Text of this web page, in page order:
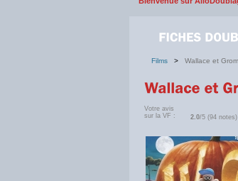
Films > Wallace et
Votre avis
sur la VF :
2.0/5 (94 notes)